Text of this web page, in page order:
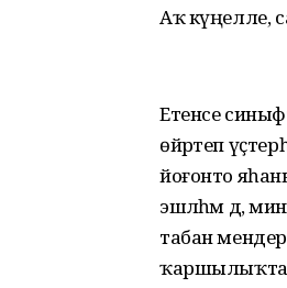
Аҡ күңелле,
Етенсе
өйрәтеп
йоғонто
эшләһәм дә,
табан
ҡаршылыҡтар